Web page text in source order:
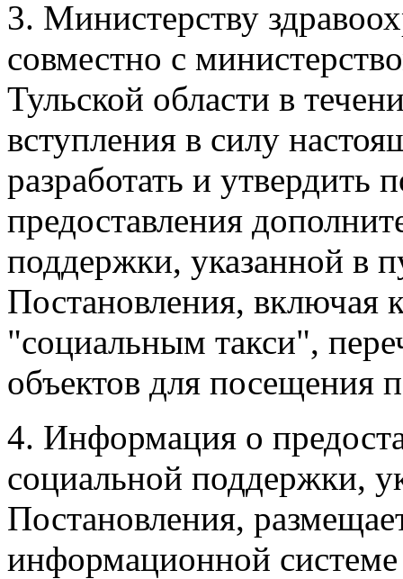
3. Министерству
совместно с
Тульской области в
вступления в силу
разработать и утвердить
предоставления
поддержки, указанной в
Постановления, включая
"социальным такси",
объектов для посещения
4. Информация о
социальной поддержки,
Постановления,
информационной